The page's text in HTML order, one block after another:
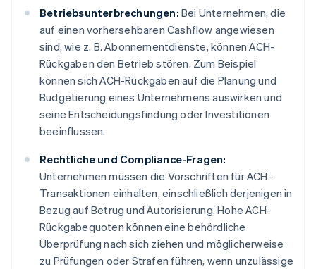
Betriebsunterbrechungen: Bei Unternehmen, die
auf einen vorhersehbaren Cashflow angewiesen
sind, wie z. B. Abonnementdienste, können ACH-
Rückgaben den Betrieb stören. Zum Beispiel
können sich ACH-Rückgaben auf die Planung und
Budgetierung eines Unternehmens auswirken und
seine Entscheidungsfindung oder Investitionen
beeinflussen.
Rechtliche und Compliance-Fragen:
Unternehmen müssen die Vorschriften für ACH-
Transaktionen einhalten, einschließlich derjenigen in
Bezug auf Betrug und Autorisierung. Hohe ACH-
Rückgabequoten können eine behördliche
Überprüfung nach sich ziehen und möglicherweise
zu Prüfungen oder Strafen führen, wenn unzulässige